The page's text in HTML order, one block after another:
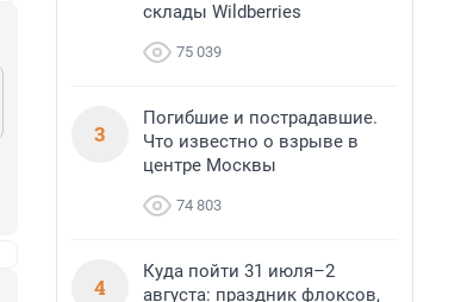
склады Wildberries
75 039
3
Погибшие и пострадавшие.
Что известно о взрыве в
центре Москвы
74 803
4
Куда пойти 31 июля–2
августа: праздник флоксов,